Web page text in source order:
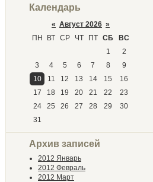
Календарь
« Август 2026 »
ПН
ВТ СР ЧТ ПТ СБ
ВС
1
2
3
4 5 6 7 8
9
10
11 12 13 14 15
16
17
18 19 20 21 22
23
24
25 26 27 28 29
30
31
Архив записей
2012 Январь
2012 Февраль
2012 Март